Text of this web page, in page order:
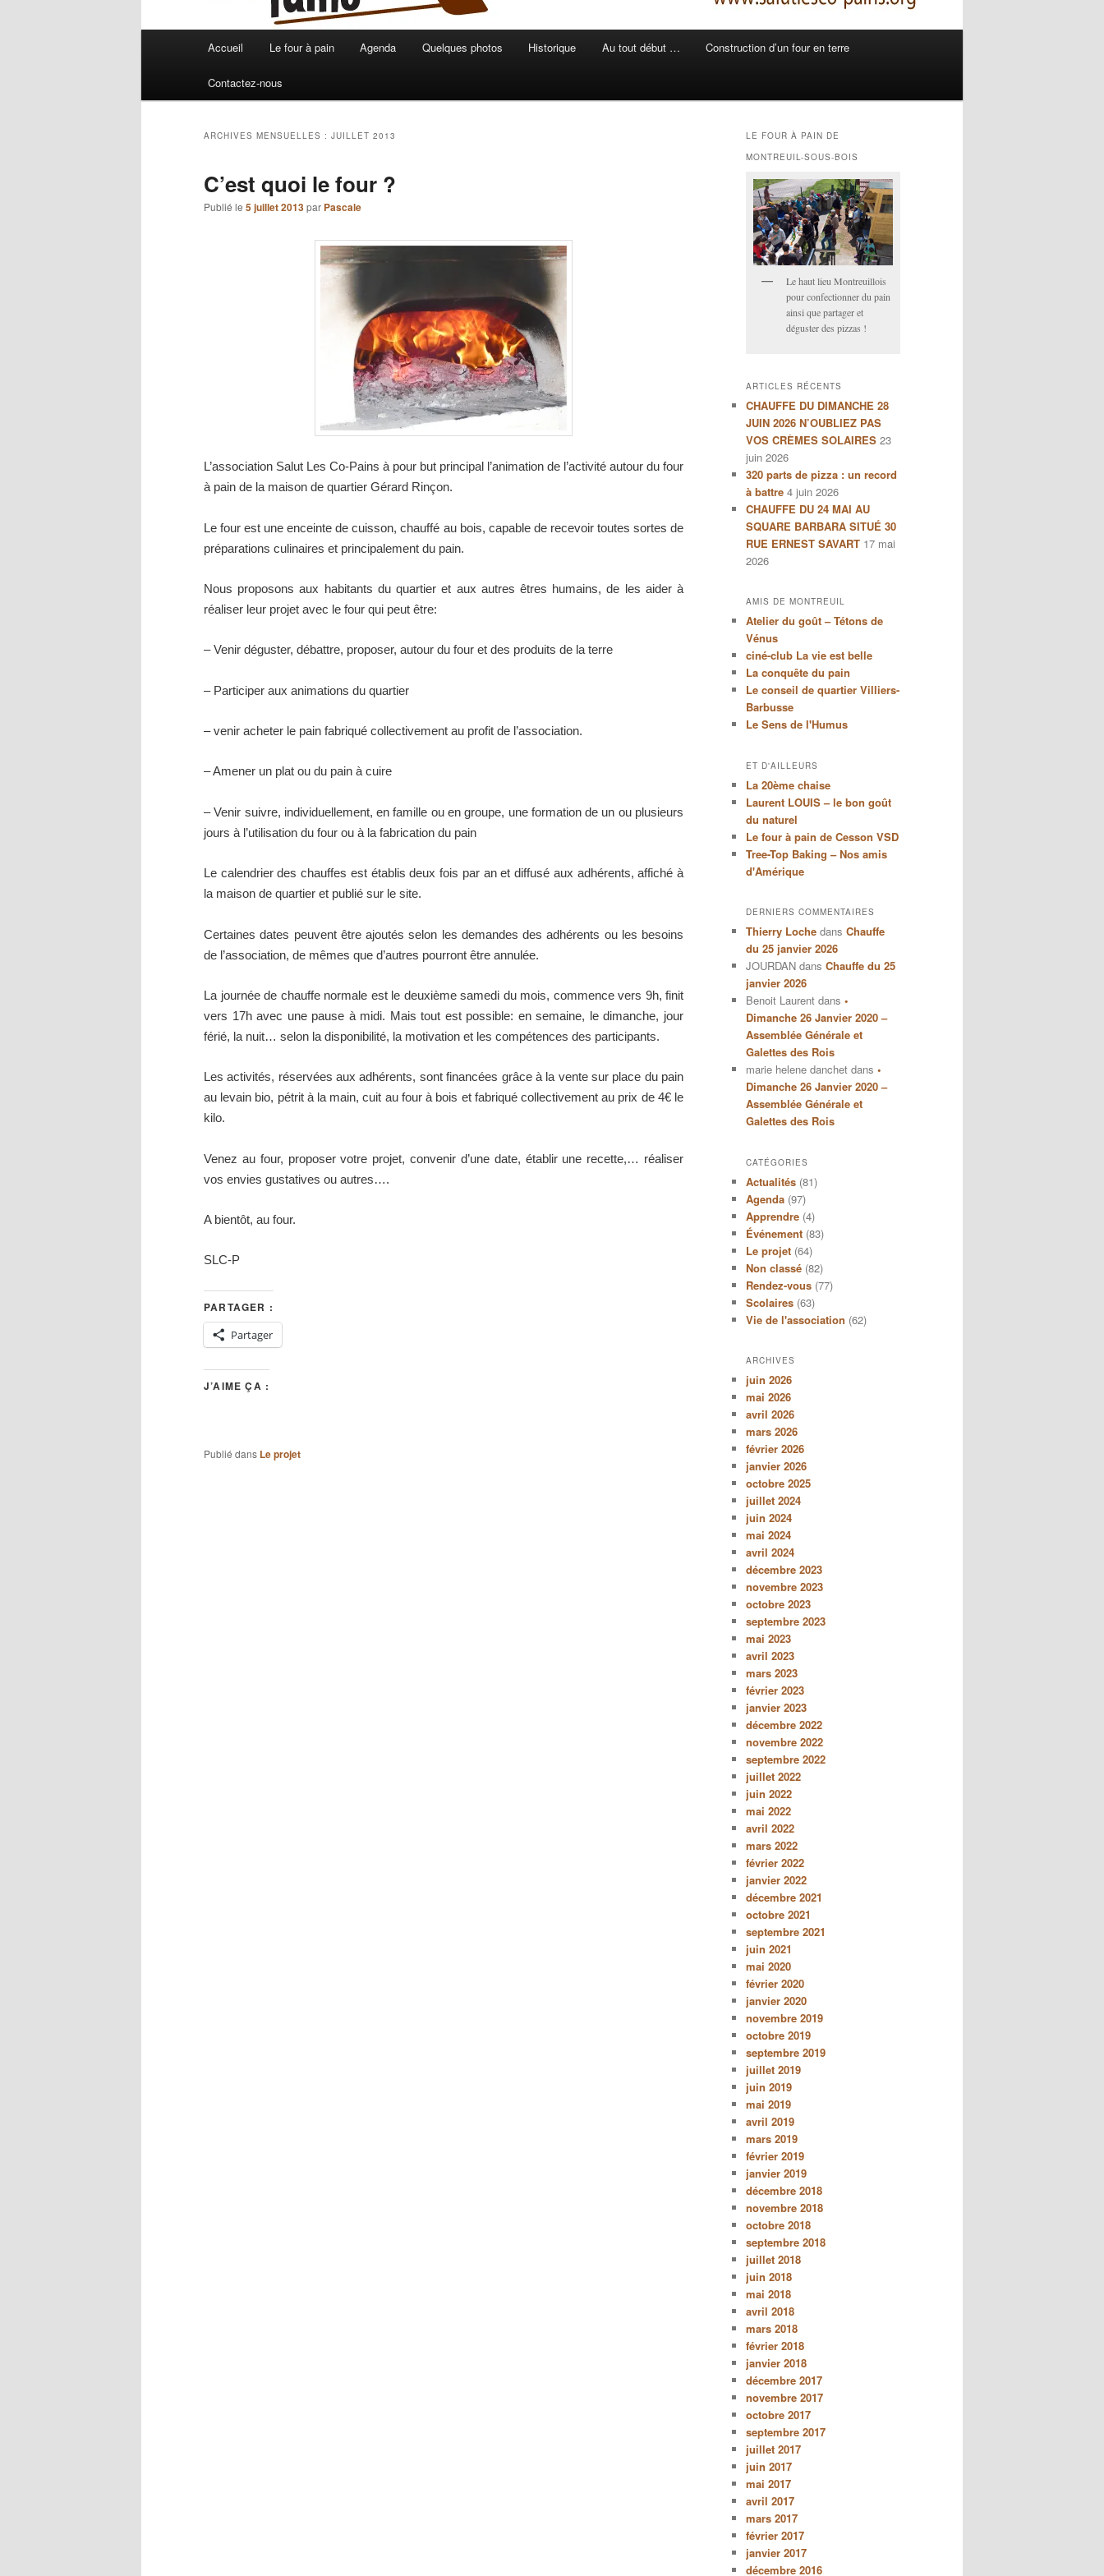
Accueil Le four à pain Agenda Quelques photos Historique Au tout début … Construction d’un four en terre
Contactez-nous
ARCHIVES MENSUELLES : JUILLET 2013
C’est quoi le four ?
Publié le 5 juillet 2013par Pascale
L’association Salut Les Co-Pains à pour but principal l’animation de l’activité autour du four
à pain de la maison de quartier Gérard Rinçon.
Le four est une enceinte de cuisson, chauffé au bois, capable de recevoir toutes sortes de
préparations culinaires et principalement du pain.
Nous proposons aux habitants du quartier et aux autres êtres humains, de les aider à
réaliser leur projet avec le four qui peut être:
– Venir déguster, débattre, proposer, autour du four et des produits de la terre
– Participer aux animations du quartier
– venir acheter le pain fabriqué collectivement au profit de l’association.
– Amener un plat ou du pain à cuire
– Venir suivre, individuellement, en famille ou en groupe, une formation de un ou plusieurs
jours à l’utilisation du four ou à la fabrication du pain
Le calendrier des chauffes est établis deux fois par an et diffusé aux adhérents, affiché à
la maison de quartier et publié sur le site.
Certaines dates peuvent être ajoutés selon les demandes des adhérents ou les besoins
de l’association, de mêmes que d’autres pourront être annulée.
La journée de chauffe normale est le deuxième samedi du mois, commence vers 9h, finit
vers 17h avec une pause à midi. Mais tout est possible: en semaine, le dimanche, jour
férié, la nuit… selon la disponibilité, la motivation et les compétences des participants.
Les activités, réservées aux adhérents, sont financées grâce à la vente sur place du pain
au levain bio, pétrit à la main, cuit au four à bois et fabriqué collectivement au prix de 4€ le
kilo.
Venez au four, proposer votre projet, convenir d’une date, établir une recette,… réaliser
vos envies gustatives ou autres….
A bientôt, au four.
SLC-P
PARTAGER :
Partager
J’AIME ÇA :
Publié dans Le projet
LE FOUR À PAIN DE
MONTREUIL-SOUS-BOIS
Le haut lieu Montreuillois
pour confectionner du pain
ainsi que partager et
déguster des pizzas !
ARTICLES RÉCENTS
CHAUFFE DU DIMANCHE 28
JUIN 2026 N’OUBLIEZ PAS
VOS CRÈMES SOLAIRES 23
juin 2026
320 parts de pizza : un record
à battre 4 juin 2026
CHAUFFE DU 24 MAI AU
SQUARE BARBARA SITUÉ 30
RUE ERNEST SAVART 17 mai
2026
AMIS DE MONTREUIL
Atelier du goût – Tétons de
Vénus
ciné-club La vie est belle
La conquête du pain
Le conseil de quartier Villiers-
Barbusse
Le Sens de l'Humus
ET D'AILLEURS
La 20ème chaise
Laurent LOUIS – le bon goût
du naturel
Le four à pain de Cesson VSD
Tree-Top Baking – Nos amis
d'Amérique
DERNIERS COMMENTAIRES
Thierry Loche dans Chauffe
du 25 janvier 2026
JOURDAN dans Chauffe du 25
janvier 2026
Benoit Laurent dans •
Dimanche 26 Janvier 2020 –
Assemblée Générale et
Galettes des Rois
marie helene danchet dans •
Dimanche 26 Janvier 2020 –
Assemblée Générale et
Galettes des Rois
CATÉGORIES
Actualités (81)
Agenda (97)
Apprendre (4)
Événement (83)
Le projet (64)
Non classé (82)
Rendez-vous (77)
Scolaires (63)
Vie de l'association (62)
ARCHIVES
juin 2026
mai 2026
avril 2026
mars 2026
février 2026
janvier 2026
octobre 2025
juillet 2024
juin 2024
mai 2024
avril 2024
décembre 2023
novembre 2023
octobre 2023
septembre 2023
mai 2023
avril 2023
mars 2023
février 2023
janvier 2023
décembre 2022
novembre 2022
septembre 2022
juillet 2022
juin 2022
mai 2022
avril 2022
mars 2022
février 2022
janvier 2022
décembre 2021
octobre 2021
septembre 2021
juin 2021
mai 2020
février 2020
janvier 2020
novembre 2019
octobre 2019
septembre 2019
juillet 2019
juin 2019
mai 2019
avril 2019
mars 2019
février 2019
janvier 2019
décembre 2018
novembre 2018
octobre 2018
septembre 2018
juillet 2018
juin 2018
mai 2018
avril 2018
mars 2018
février 2018
janvier 2018
décembre 2017
novembre 2017
octobre 2017
septembre 2017
juillet 2017
juin 2017
mai 2017
avril 2017
mars 2017
février 2017
janvier 2017
décembre 2016